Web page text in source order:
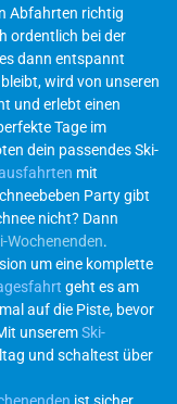
Abfahrten richtig
ordentlich bei der
dann entspannt
bleibt, wird von unseren
und erlebt einen
Tage im
dein passendes Ski-
mit
Party gibt
nicht? Dann
Wochenenden.
um eine komplette
geht es am
auf die Piste, bevor
unseremSki-
und schaltest über
ist sicher